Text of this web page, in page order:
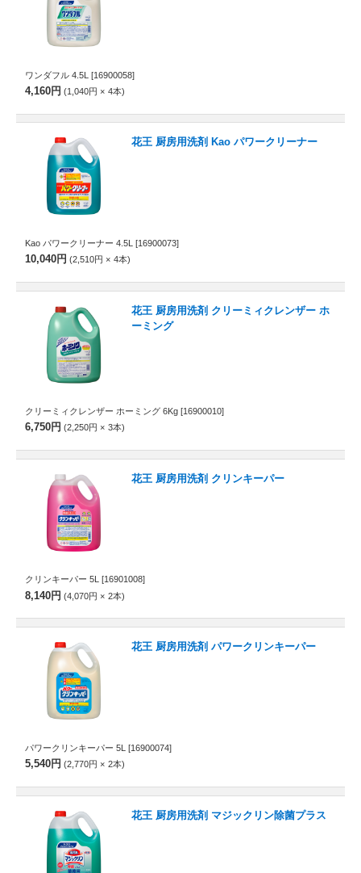
ワンダフル 4.5L [16900058]
4,160円 1,040円 4本
花王 厨房用洗剤 Kao パワークリーナー
Kao パワークリーナー 4.5L [16900073]
10,040円 2,510円 4本
花王 厨房用洗剤 クリーミィクレンザー ホ
ーミング
クリーミィクレンザー ホーミング 6Kg [16900010]
6,750円 2,250円 3本
花王 厨房用洗剤 クリンキーパー
クリンキーパー 5L [16901008]
8,140円 4,070円 2本
花王 厨房用洗剤 パワークリンキーパー
パワークリンキーパー 5L [16900074]
5,540円 2,770円 2本
花王 厨房用洗剤 マジックリン除菌プラス